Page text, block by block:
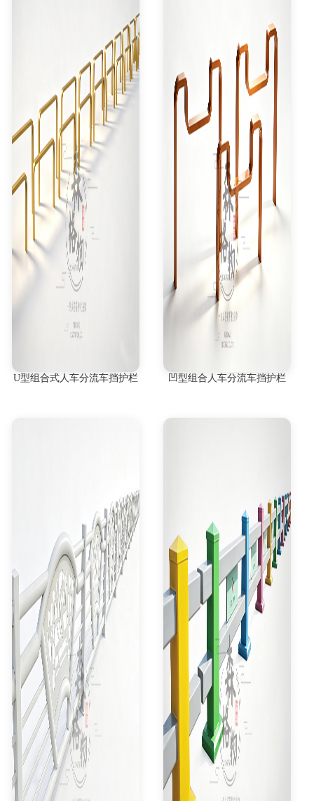
U型组合式人车分流车挡护栏 凹型组合人车分流车挡护栏